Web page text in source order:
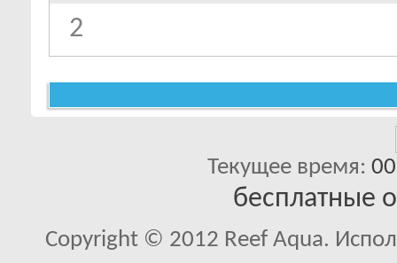
2
Текущее время:
бесплатные
Copyright © 2012 Reef Aqua.